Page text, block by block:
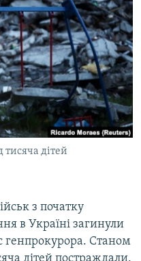
дітей
з початку
в Україні загинули
генпрокурора. Станом